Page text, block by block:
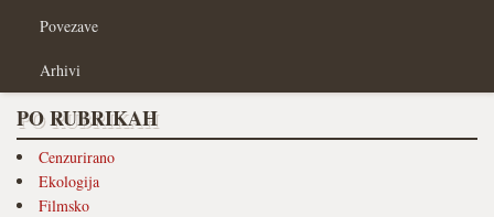
Povezave
Arhivi
PO RUBRIKAH
Cenzurirano
Ekologija
Filmsko